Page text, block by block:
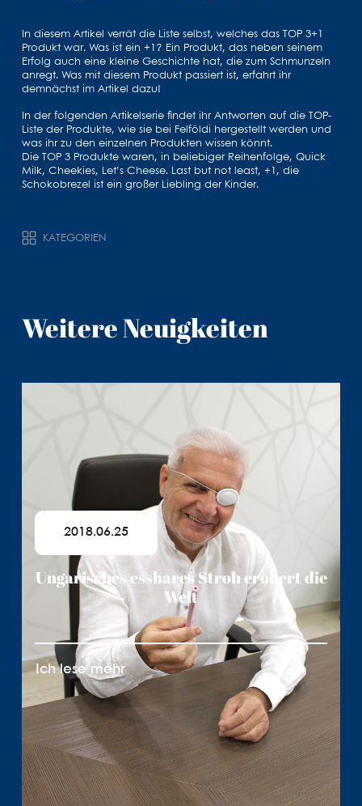
In diesem Artikel verrät die Liste selbst, welches das TOP 3+1
Produkt war. Was ist ein +1? Ein Produkt, das neben seinem
Erfolg auch eine kleine Geschichte hat, die zum Schmunzeln
anregt. Was mit diesem Produkt passiert ist, erfahrt ihr
demnächst im Artikel dazu!
In der folgenden Artikelserie findet ihr Antworten auf die TOP-
Liste der Produkte, wie sie bei Felföldi hergestellt werden und
was ihr zu den einzelnen Produkten wissen könnt.
Die TOP 3 Produkte waren, in beliebiger Reihenfolge, Quick
Milk, Cheekies, Let’s Cheese. Last but not least, +1, die
Schokobrezel ist ein großer Liebling der Kinder.
KATEGORIEN
Weitere Neuigkeiten
2018.06.25
Ungarisches essbares Stroh erobert die
Welt
Ich lese mehr